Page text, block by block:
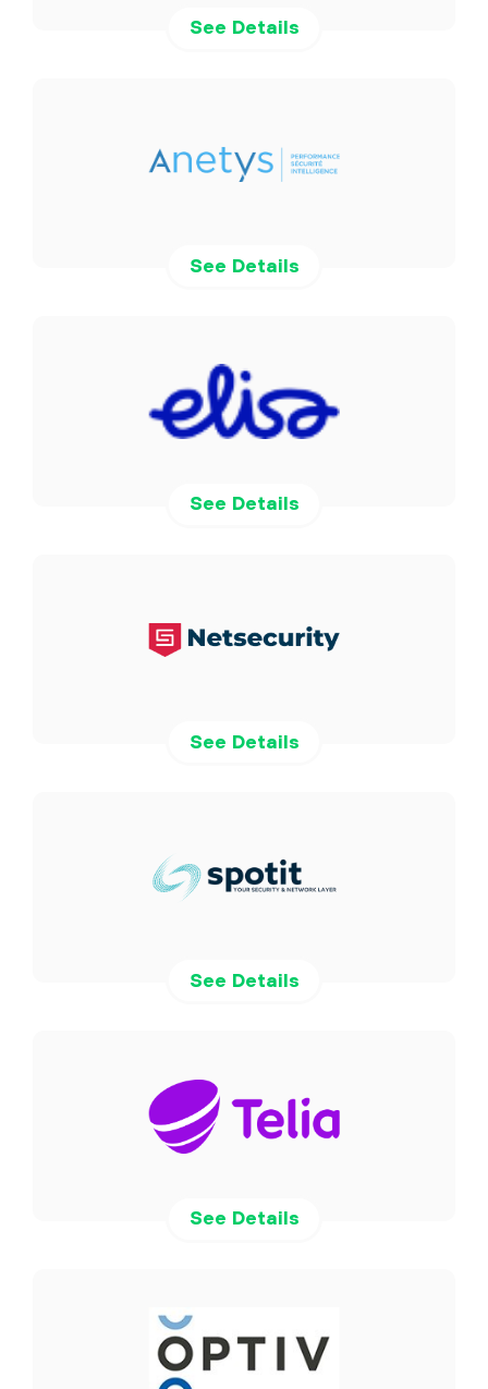
See Details
See Details
See Details
See Details
See Details
See Details